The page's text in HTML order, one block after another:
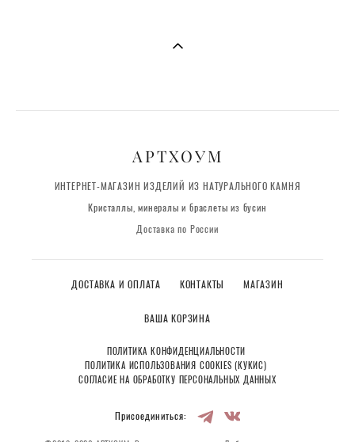
АРТХОУМ
ИНТЕРНЕТ-МАГАЗИН ИЗДЕЛИЙ ИЗ НАТУРАЛЬНОГО КАМНЯ
Кристаллы, минералы и браслеты из бусин
Доставка по России
ДОСТАВКА И ОПЛАТА КОНТАКТЫ МАГАЗИН
ВАША КОРЗИНА
ПОЛИТИКА КОНФИДЕНЦИАЛЬНОСТИ
ПОЛИТИКА ИСПОЛЬЗОВАНИЯ COOKIES (КУКИС)
СОГЛАСИЕ НА ОБРАБОТКУ ПЕРСОНАЛЬНЫХ ДАННЫХ
Присоединиться: